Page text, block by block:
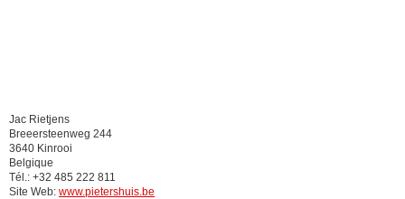
Jac Rietjens
Breeersteenweg 244
3640 Kinrooi
Belgique
Tél.: +32 485 222 811
Site Web: www.pietershuis.be